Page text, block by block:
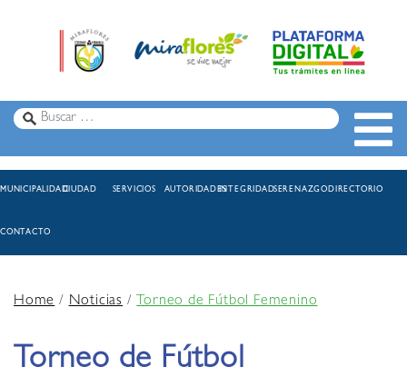
MUNICIPALIDADCIUDAD SERVICIOS AUTORIDADESINTEGRIDADSERENAZGODIRECTORIO
CONTACTO
Home/Noticias /Torneo de Fútbol Femenino
Torneo de Fútbol